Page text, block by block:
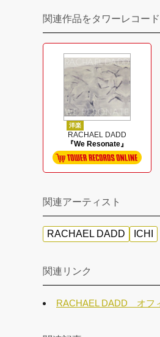
関連作品をタワーレコー
洋楽
RACHAEL DADD
『We Resonate』
関連アーティスト
RACHAEL DADD ICHI
関連リンク
RACHAEL DADD オフ